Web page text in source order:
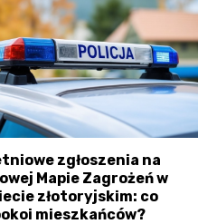
zgłoszenia na
Mapie Zagrożeń w
złotoryjskim: co
mieszkańców?